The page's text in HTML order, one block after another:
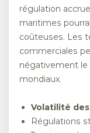
régulation
maritimes
coûteuses. Les
commerciales
négativement le
mondiaux.
Volatilité
Régulations